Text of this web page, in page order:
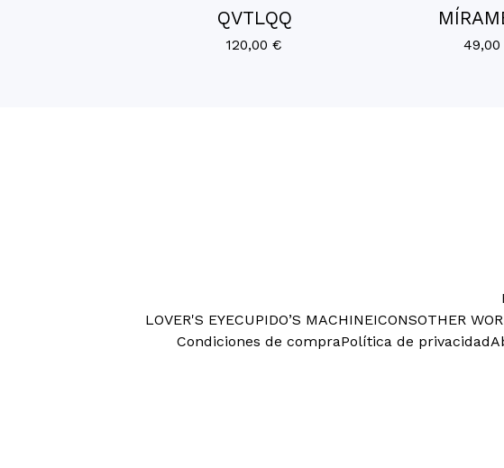
QVTLQQ
120,00 € 49,00
LOVER'S EYECUPIDO’S MACHINEICONSOTHER
Condiciones de compraPolítica de privacidad